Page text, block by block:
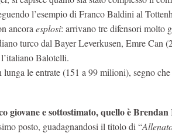
l’esempio di Franco Baldini al
ancora esplosi: arrivano tre difensori molto
turco dal Bayer Leverkusen, Emre Can
Balotelli.
le entrate (151 a 99 milioni), segno che
giovane e sottostimato, quello è Brendan
posto, guadagnandosi il titolo di “